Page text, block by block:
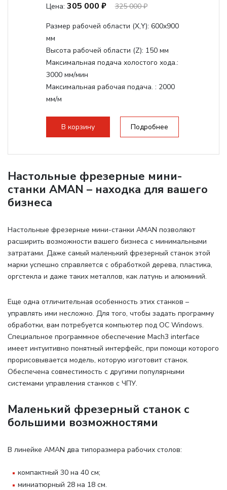
Цена: 305 000 ₽ 325 000 ₽
Размер рабочей области (Х,Y): 600x900
мм
Высота рабочей области (Z): 150 мм
Максимальная подача холостого хода.:
3000 мм/мин
Максимальная рабочая подача. : 2000
мм/м
стандартно:Т-слот
Цанговый патрон:ER20
В корзину Подробнее
Настольные фрезерные мини-
станки AMAN – находка для вашего
бизнеса
Настольные фрезерные мини-станки AMAN позволяют
расширить возможности вашего бизнеса с минимальными
затратами. Даже самый маленький фрезерный станок этой
марки успешно справляется с обработкой дерева, пластика,
оргстекла и даже таких металлов, как латунь и алюминий.
Еще одна отличительная особенность этих станков –
управлять ими несложно. Для того, чтобы задать программу
обработки, вам потребуется компьютер под ОС Windows.
Специальное программное обеспечение Mach3 interface
имеет интуитивно понятный интерфейс, при помощи которого
прорисовывается модель, которую изготовит станок.
Обеспечена совместимость с другими популярными
системами управления станков с ЧПУ.
Маленький фрезерный станок с
большими возможностями
В линейке AMAN два типоразмера рабочих столов:
компактный 30 на 40 см;
миниатюрный 28 на 18 см.